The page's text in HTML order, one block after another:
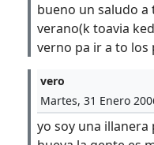
bueno un saludo a
verano(k toavia
verno pa ir a to los
vero
Martes, 31 Enero
yo soy una